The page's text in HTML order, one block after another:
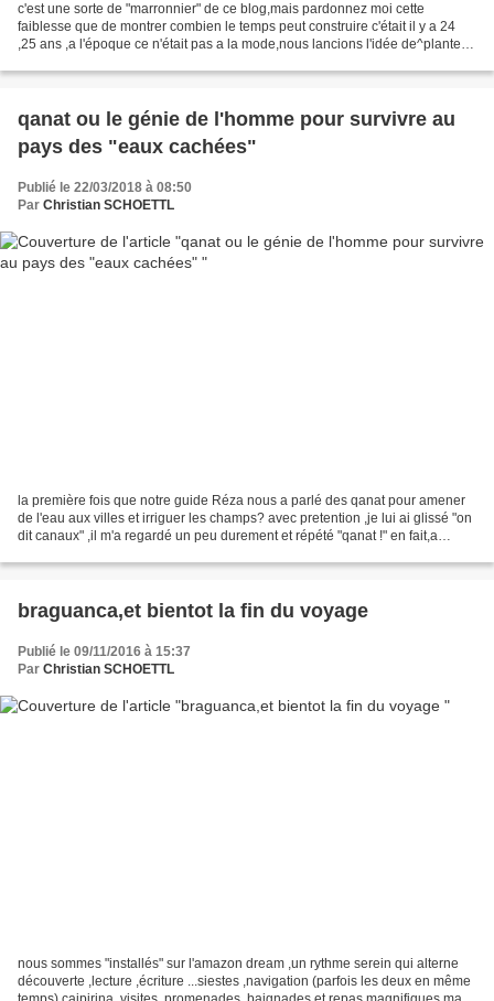
c'est une sorte de "marronnier" de ce blog,mais pardonnez moi cette
faiblesse que de montrer combien le temps peut construire c'était il y a 24
,25 ans ,a l'époque ce n'était pas a la mode,nous lancions l'idée de^planter
qanat ou le génie de l'homme pour survivre au
pays des "eaux cachées"
Publié le 22/03/2018 à 08:50
Par Christian SCHOETTL
la première fois que notre guide Réza nous a parlé des qanat pour amener
de l'eau aux villes et irriguer les champs? avec pretention ,je lui ai glissé "on
dit canaux" ,il m'a regardé un peu durement et répété "qanat !" en fait,a
braguanca,et bientot la fin du voyage
Publié le 09/11/2016 à 15:37
Par Christian SCHOETTL
nous sommes "installés" sur l'amazon dream ,un rythme serein qui alterne
découverte ,lecture ,écriture ...siestes ,navigation (parfois les deux en même